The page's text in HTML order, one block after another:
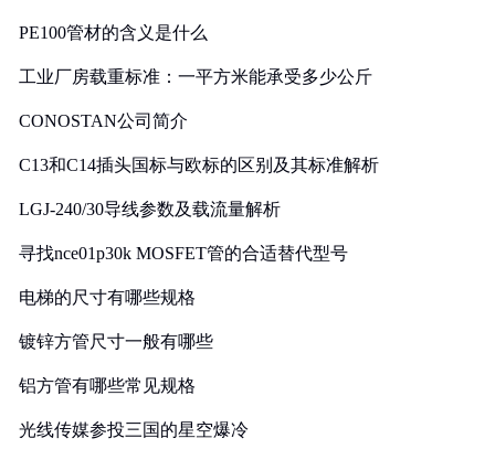
PE100管材的含义是什么
工业厂房载重标准：一平方米能承受多少公斤
CONOSTAN公司简介
C13和C14插头国标与欧标的区别及其标准解析
LGJ-240/30导线参数及载流量解析
寻找nce01p30k MOSFET管的合适替代型号
电梯的尺寸有哪些规格
镀锌方管尺寸一般有哪些
铝方管有哪些常见规格
光线传媒参投三国的星空爆冷